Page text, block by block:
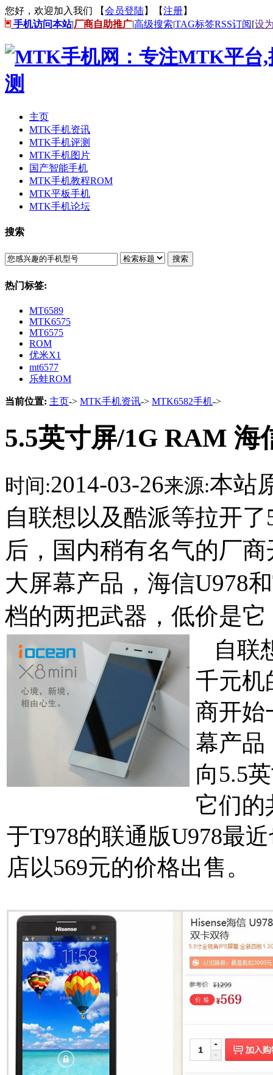
您好，欢迎加入我们 【会员登陆】【注册】
手机访问本站|厂商自助推广|高级搜索|TAG标签RSS订阅[设
主页
MTK手机资讯
MTK手机评测
MTK手机图片
国产智能手机
MTK手机教程ROM
MTK平板手机
MTK手机论坛
搜索
搜索
热门标签:
MT6589
MTK6575
MT6575
ROM
优米X1
mt6577
乐蛙ROM
当前位置: 主页-> MTK手机资讯-> MTK6582手机->
5.5英寸屏/1G RAM 海
时间:2014-03-26来源:本站
自联想以及酷派等拉开
后，国内稍有名气的厂
大屏幕产品，海信U978
档的两把武器，低价是它
自联
千元机
商开始
幕产品
向5.5
它们的
于T978的联通版U978最
店以569元的价格出售。